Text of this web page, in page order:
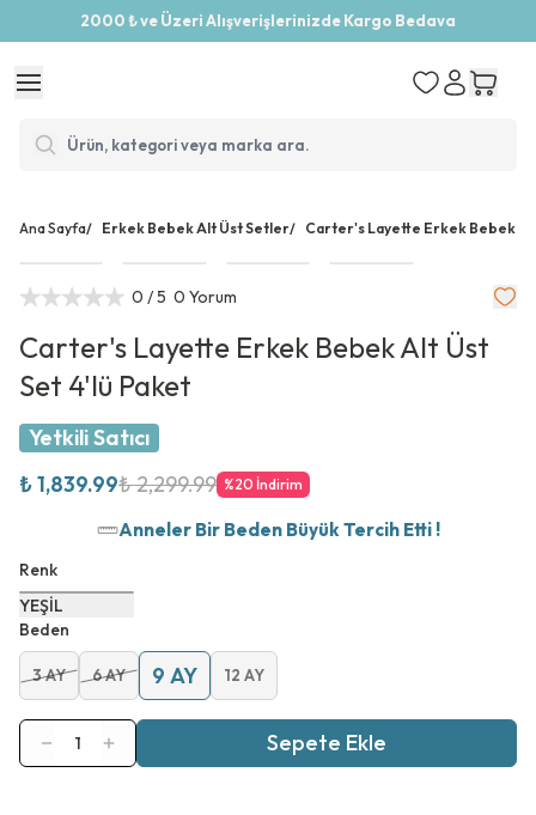
2000 ₺ ve Üzeri Alışverişlerinizde Kargo Bedava
Ana Sayfa/ Erkek Bebek Alt Üst Setler/ Carter's Layette Erkek Bebek
0 / 5 0 Yorum
Carter's Layette Erkek Bebek Alt Üst
Set 4'lü Paket
Yetkili Satıcı
₺ 1,839.99₺ 2,299.99 %20 İndirim
Anneler Bir Beden Büyük Tercih Etti !
Renk
YEŞİL
Beden
3 AY 6 AY 9 AY 12 AY
1 Sepete Ekle